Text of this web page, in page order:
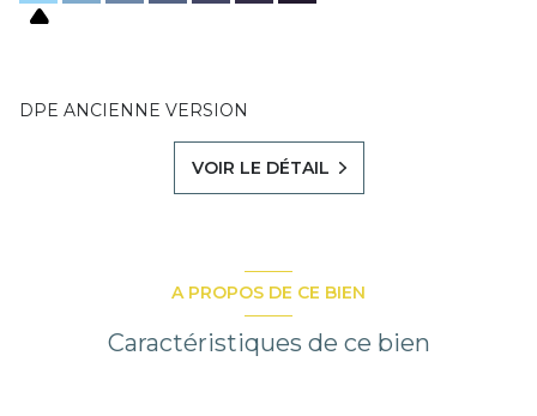
DPE ANCIENNE VERSION
VOIR LE DÉTAIL
A PROPOS DE CE BIEN
Caractéristiques de ce bien